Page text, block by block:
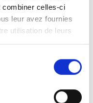
combiner celles-ci
leur avez fournies
utilisation de leurs
video